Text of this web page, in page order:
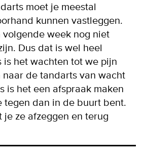
moet je meestal
kunnen vastleggen.
week nog niet
Dus dat is wel heel
is het wachten tot we pijn
de tandarts van wacht
is het een afspraak maken
tegen dan in de buurt bent.
je ze afzeggen en terug